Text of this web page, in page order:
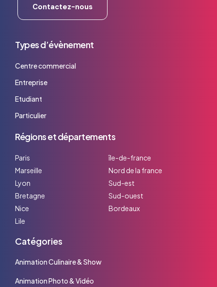
Contactez-nous
Types d’évènement
Centre commercial
Entreprise
Etudiant
Particulier
Régions et départements
Paris
Marseille
Lyon
Bretagne
Nice
Lile
île-de-france
Nord de la france
Sud-est
Sud-ouest
Bordeaux
Catégories
Animation Culinaire & Show
Animation Photo & Vidéo